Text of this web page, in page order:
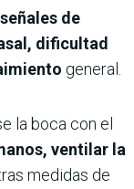
señales de
dificultad
general.
la boca con el
ventilar la
medidas de